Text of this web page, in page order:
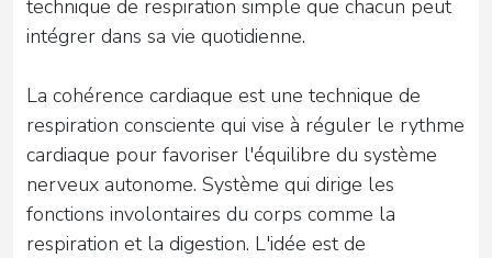
technique de respiration simple que chacun peut
intégrer dans sa vie quotidienne.
La cohérence cardiaque est une technique de
respiration consciente qui vise à réguler le rythme
cardiaque pour favoriser l'équilibre du système
nerveux autonome. Système qui dirige les
fonctions involontaires du corps comme la
respiration et la digestion. L'idée est de